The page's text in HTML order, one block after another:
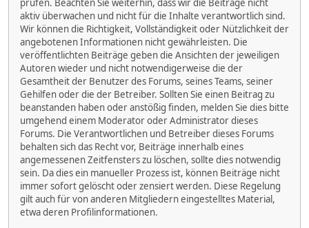
prüfen. Beachten Sie weiterhin, dass wir die Beiträge nicht
aktiv überwachen und nicht für die Inhalte verantwortlich sind.
Wir können die Richtigkeit, Vollständigkeit oder Nützlichkeit der
angebotenen Informationen nicht gewährleisten. Die
veröffentlichten Beiträge geben die Ansichten der jeweiligen
Autoren wieder und nicht notwendigerweise die der
Gesamtheit der Benutzer des Forums, seines Teams, seiner
Gehilfen oder die der Betreiber. Sollten Sie einen Beitrag zu
beanstanden haben oder anstößig finden, melden Sie dies bitte
umgehend einem Moderator oder Administrator dieses
Forums. Die Verantwortlichen und Betreiber dieses Forums
behalten sich das Recht vor, Beiträge innerhalb eines
angemessenen Zeitfensters zu löschen, sollte dies notwendig
sein. Da dies ein manueller Prozess ist, können Beiträge nicht
immer sofort gelöscht oder zensiert werden. Diese Regelung
gilt auch für von anderen Mitgliedern eingestelltes Material,
etwa deren Profilinformationen.